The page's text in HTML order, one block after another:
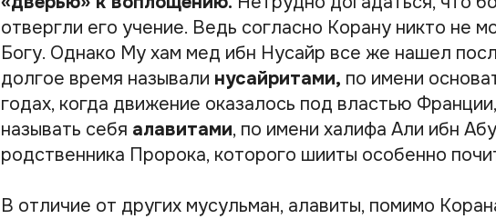
отвергли его учение. Ведь согласно Корану никто не
Богу. Однако Му хам мед ибн Нусайр все же нашел
долгое время называли нусайритами, по имени
годах, когда движение оказалось под властью
называть себя алавитами, по имени халифа Али ибн
родственника Пророка, которого шииты особенно
В отличие от других мусульман, алавиты, помимо